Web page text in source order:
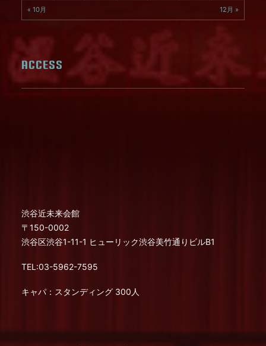
« 10月 12月 »
ACCESS
渋谷近未来会館
〒150-0002
渋谷区渋谷1-11-1 ヒューリック渋谷美竹通りビルB1
TEL:03-5962-7595
キャパ：スタンディング 300人